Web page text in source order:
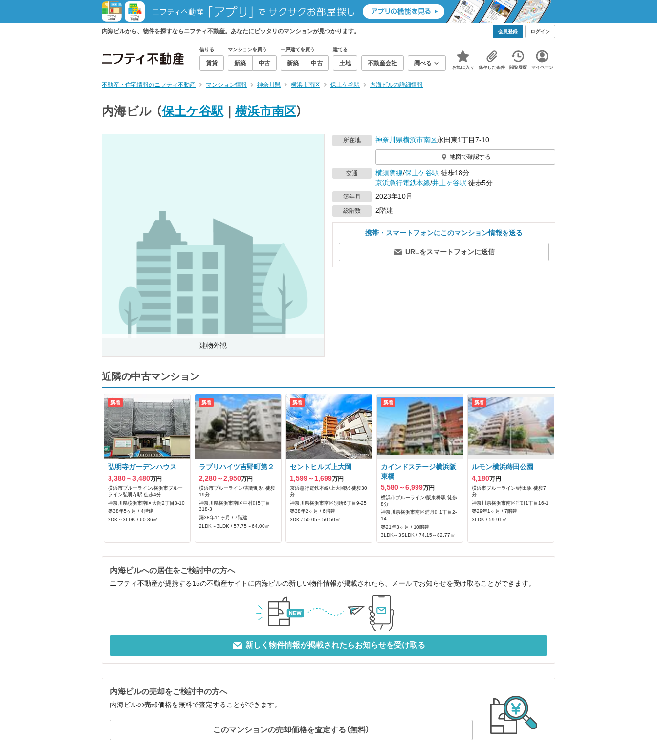
内海ビルから、物件を探すならニフティ不動産。あなたにピッタリのマンションが見つかります。 会員登録 ログイン
借りる
賃貸
マンションを買う
新築 中古
一戸建てを買う
新築 中古
建てる
土地 不動産会社 調べる
お気に入り 保存した条件 閲覧履歴 マイページ
不動産・住宅情報のニフティ不動産 マンション情報 神奈川県 横浜市南区 保土ケ谷駅 内海ビルの詳細情報
内海ビル （保土ケ谷駅 横浜市南区）
建物外観
所在地 神奈川県横浜市南区永田東1丁目7-10
地図で確認する
交通 横須賀線/保土ケ谷駅 徒歩18分
京浜急行電鉄本線/井土ヶ谷駅 徒歩5分
築年月 2023年10月
総階数 2階建
携帯・スマートフォンにこのマンション情報を送る
URLをスマートフォンに送信
近隣の中古マンション
新着
弘明寺ガーデンハウス
3,380～3,480万円
横浜市ブルーライン/横浜市ブルー
ライン弘明寺駅 徒歩4分
神奈川県横浜市南区大岡2丁目8-10
築38年5ヶ月 / 4階建
2DK～3LDK / 60.36㎡
新着
ラブリハイツ吉野町第２
2,280～2,950万円
横浜市ブルーライン/吉野町駅 徒歩
19分
神奈川県横浜市南区中村町5丁目
318‐3
築38年11ヶ月 / 7階建
2LDK～3LDK / 57.75～64.00㎡
新着
セントヒルズ上大岡
1,599～1,699万円
京浜急行電鉄本線/上大岡駅 徒歩30
分
神奈川県横浜市南区別所6丁目9-25
築38年2ヶ月 / 6階建
3DK / 50.05～50.50㎡
新着
カインドステージ横浜阪
東橋
5,580～6,999万円
横浜市ブルーライン/阪東橋駅 徒歩
8分
神奈川県横浜市南区浦舟町1丁目2‐
14
築21年3ヶ月 / 10階建
3LDK～3SLDK / 74.15～82.77㎡
新着
ルモン横浜蒔田公園
4,180万円
横浜市ブルーライン/蒔田駅 徒歩7
分
神奈川県横浜市南区宿町1丁目16‐1
築29年1ヶ月 / 7階建
3LDK / 59.91㎡
内海ビルへの居住をご検討中の方へ
ニフティ不動産が提携する15の不動産サイトに内海ビルの新しい物件情報が掲載されたら、メールでお知らせを受け取ることができます。
新しく物件情報が掲載されたらお知らせを受け取る
内海ビルの売却をご検討中の方へ
内海ビルの売却価格を無料で査定することができます。
このマンションの売却価格を査定する（無料）